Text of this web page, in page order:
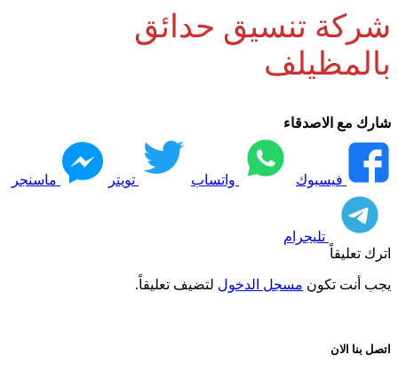
شركة تنسيق حدائق
بالمظيلف
شارك مع الاصدقاء
فيسبوك واتساب تويتر ماسنجر
تليجرام
اترك تعليقاً
يجب أنت تكون مسجل الدخول لتضيف تعليقاً.
اتصل بنا الان